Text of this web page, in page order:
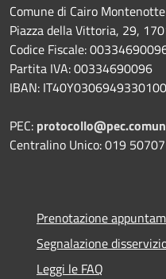
Comune di Cairo Montenotte
Piazza della Vittoria, 29,
Codice Fiscale:
Partita IVA: 00334690096
IBAN:
PEC:
Centralino Unico: 019
Prenotazione
Segnalazione
Leggi le FAQ